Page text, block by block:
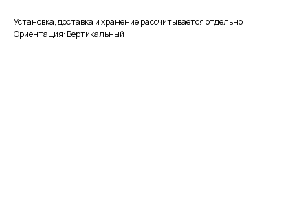
Установка, доставка и хранение рассчитывается отдельно
Ориентация: Вертикальный